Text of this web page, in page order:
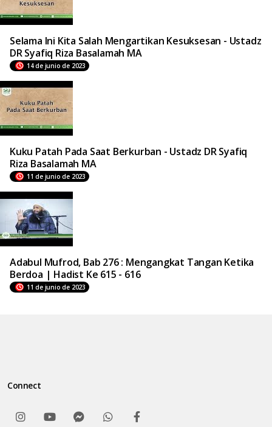
Selama Ini Kita Salah Mengartikan Kesuksesan - Ustadz
DR Syafiq Riza Basalamah MA
14 de junio de 2023
Kuku Patah Pada Saat Berkurban - Ustadz DR Syafiq
Riza Basalamah MA
11 de junio de 2023
Adabul Mufrod, Bab 276 : Mengangkat Tangan Ketika
Berdoa | Hadist Ke 615 - 616
11 de junio de 2023
Connect